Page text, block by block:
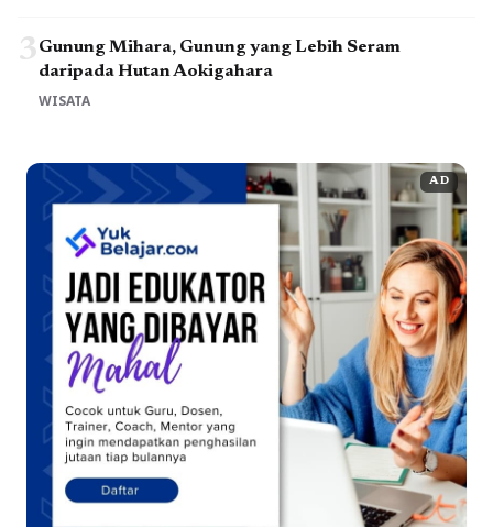
3Gunung Mihara, Gunung yang Lebih Seram
daripada Hutan Aokigahara
WISATA
AD